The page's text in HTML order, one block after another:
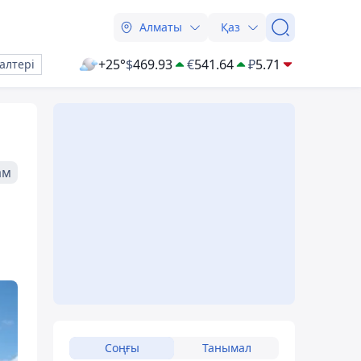
Алматы Қаз
+25°$469.93 €541.64 ₽5.71
Соңғы Танымал